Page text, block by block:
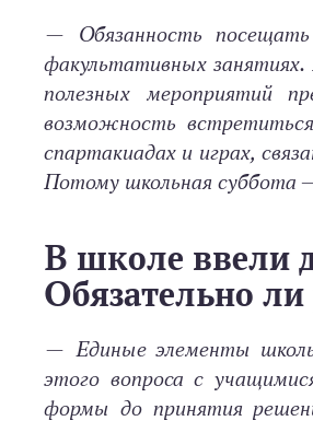
— Обязанность
факультативных занятиях.
полезных мероприятий
возможность
спартакиадах и играх,
Потому школьная суббота
В школе ввели
Обязательно
— Единые элементы
этого вопроса с
формы до принятия